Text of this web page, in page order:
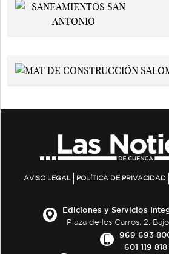
AVISO LEGAL POLÍTICA DE PRIVACIDAD
Ediciones y Servicios
Plaza de los Carros, 2.
969 693
601 119 818